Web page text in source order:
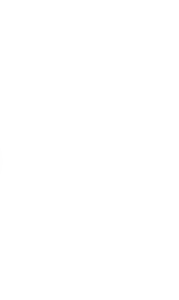
a kedvencekhez